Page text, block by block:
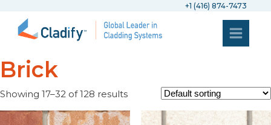
+1 (416) 874-7473
Brick
Showing 17–32 of 128 results